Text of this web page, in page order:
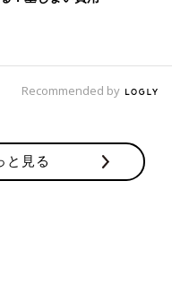
Recommended by
と見る